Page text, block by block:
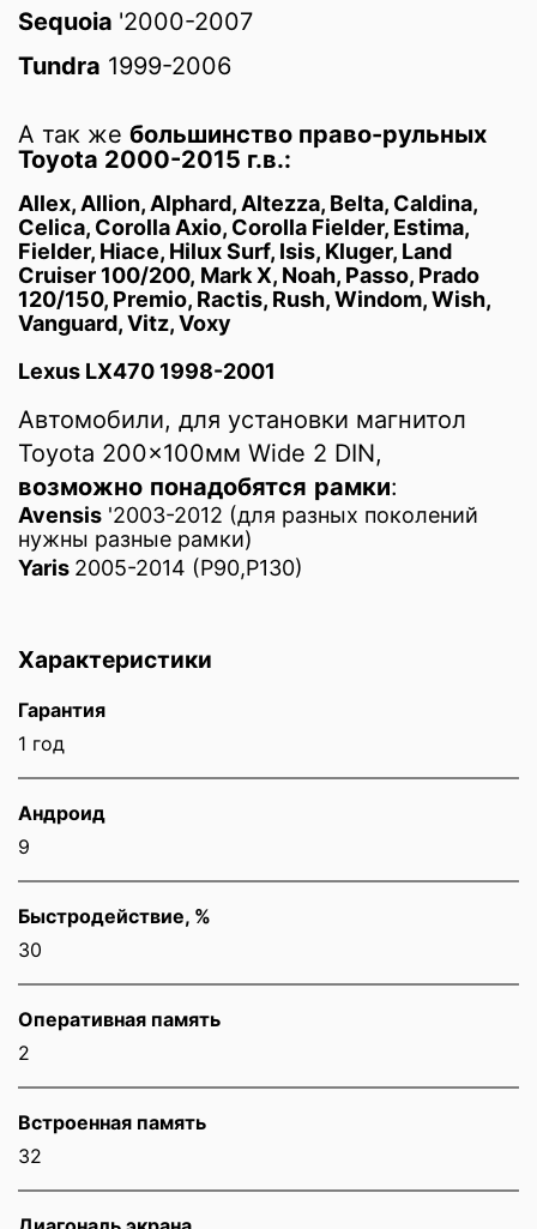
Sequoia '2000-2007
Tundra 1999-2006
А так же большинство право-рульных
Toyota 2000-2015 г.в.:
Allex, Allion, Alphard, Altezza, Belta, Caldina,
Celica, Corolla Axio, Corolla Fielder, Estima,
Fielder, Hiace, Hilux Surf, Isis, Kluger, Land
Cruiser 100/200, Mark X, Noah, Passo, Prado
120/150, Premio, Ractis, Rush, Windom, Wish,
Vanguard, Vitz, Voxy
Lexus LX470 1998-2001
Автомобили, для установки магнитол
Toyota 200x100мм Wide 2 DIN,
возможно понадобятся рамки:
Avensis '2003-2012 (для разных поколений
нужны разные рамки)
Yaris 2005-2014 (P90,P130)
Характеристики
Гарантия
1 год
Андроид
9
Быстродействие, %
30
Оперативная память
2
Встроенная память
32